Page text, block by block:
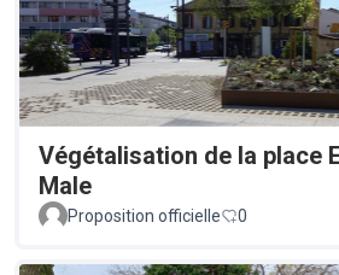
Végétalisation de la place
Male
Proposition officielle 0